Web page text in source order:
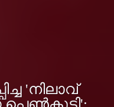
'നിലാവ്
പെണ്‍കുട്ടി';